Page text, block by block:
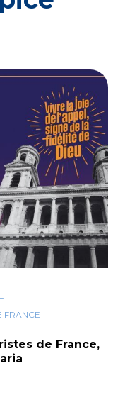
FRANCE
de France,